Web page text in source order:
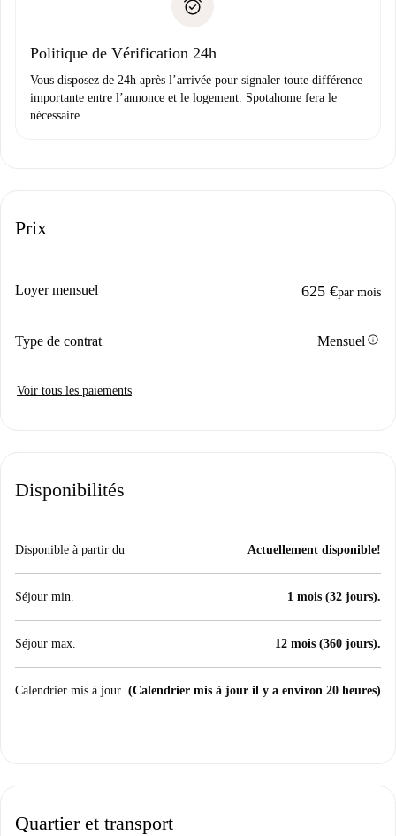
Justificatif de solvabilité
uniquement si aucun problème n'est signalé.
Politique de Vérification 24h
Vous disposez de 24h après l’arrivée pour signaler toute différence
importante entre l’annonce et le logement. Spotahome fera le
nécessaire.
Prix
Loyer mensuel 625 €par mois
Type de contrat Mensuel info
Voir tous les paiements
Disponibilités
Disponible à partir du Actuellement disponible!
Séjour min. 1 mois (32 jours).
Séjour max. 12 mois (360 jours).
Calendrier mis à jour (Calendrier mis à jour il y a environ 20 heures)
Quartier et transport